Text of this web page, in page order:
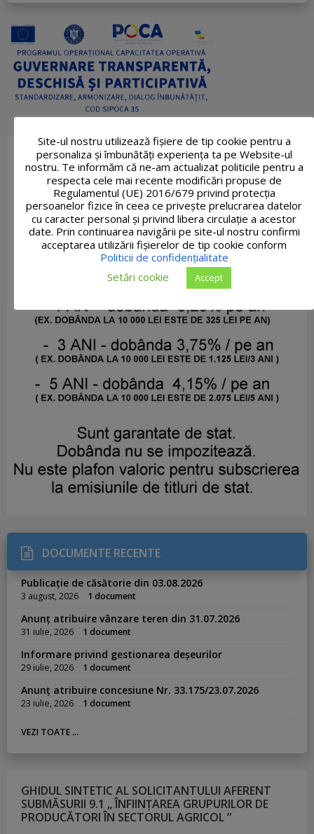
DOCUMENTE RECENTE
Publicație de căsătorie din 03.08.2026
3 august, 2026 1 document
Anunț atribuire vânzare teren din 31.07.2026
31 iulie, 2026 1 document
Informare privind gestionarea deșeurilor
29 iulie, 2026 1 document
Anunț atribuire concesiune Nr. 33.175/23.07.2026
23 iulie, 2026 1 document
VEZI TOATE ...
GHIDUL SINTETIC AL SOLICITANTULUI AFERENT
SUBMĂSURII 9.1 „ ÎNFIINȚAREA GRUPURILOR DE
PRODUCĂTORI ÎN SECTORUL AGRICOL ”
Site-ul nostru utilizează fişiere de tip cookie pentru a
personaliza și îmbunătăți experiența ta pe Website-ul
nostru. Te informăm că ne-am actualizat politicile pentru a
respecta cele mai recente modificări propuse de
Regulamentul (UE) 2016/679 privind protecția
persoanelor fizice în ceea ce privește prelucrarea datelor
cu caracter personal și privind libera circulație a acestor
date. Prin continuarea navigării pe site-ul nostru confirmi
acceptarea utilizării fişierelor de tip cookie conform
Politicii de confidențialitate
Setări cookie
Accept